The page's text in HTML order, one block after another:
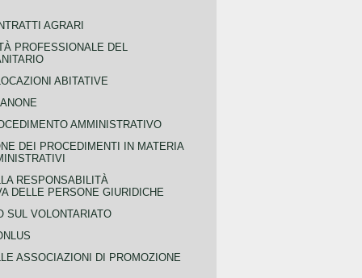
AGRARI
PROFESSIONALE DEL
ABITATIVE
AMMINISTRATIVO
DEI PROCEDIMENTI IN MATERIA
RESPONSABILITÀ
DELLE PERSONE GIURIDICHE
SUL VOLONTARIATO
ASSOCIAZIONI DI PROMOZIONE